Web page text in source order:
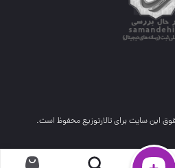
این سایت برای تالارتوزیع محفوظ است.